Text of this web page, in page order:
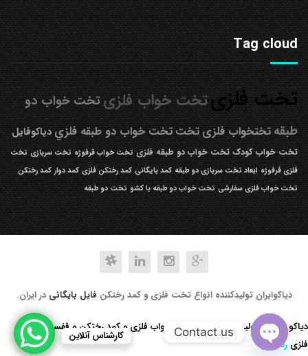
Tag cloud
تخت فلزیتخت خواب فلزیتخت خواب دو
طبقه تختخواب فلزیتختتخت خواب دو طبقه فلزيدیاکوفایل
تخت خواب کودک تخت خواب دو طبقه فلزی تخت خواب فرفوژه تخت سربازی تخت
فلزی فرفوژه ابعاد تخت سربازی دو طبقه کمد بایگانی کمد رختکن فلزی کمد دوار کمد رختکن
تخت خواب فلزی سفارشی تخت خواب دو طبقه با کشو تخت دو طبقه
دیاکوایران تولیدکننده انواع تخت فلزی و کمد رختکن فایل بایگانی در ایران.
کارشناس آنلاین
دیاکو صنعت تولید کننده انواع تخت خواب فلزی و کمد رختکن و قفسه کتابخانه
فلزی رد کردن
Contact us